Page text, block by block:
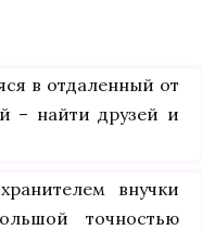
в отдаленный от
– найти друзей и
внучки
точностью